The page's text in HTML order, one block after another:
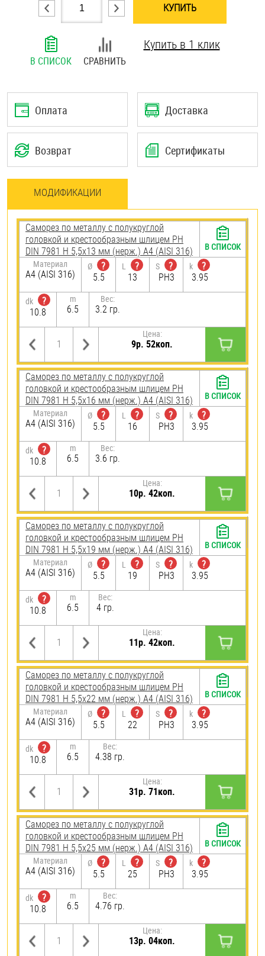
КУПИТЬ
В СПИСОК СРАВНИТЬ
Купить в 1 клик
Оплата Доставка
Возврат Сертификаты
МОДИФИКАЦИИ
Саморез по металлу с полукруглой
головкой и крестообразным шлицем PH
DIN 7981 H 5,5х13 мм (нерж.) A4 (AISI 316)
Материал
A4 (AISI 316)
Ø
?
5.5
L
?
13
S
?
PH3
k
?
3.95
dk
?
10.8
m
6.5
Вес:
3.2 гр.
Цена:
9р. 52коп.
В СПИСОК
Саморез по металлу с полукруглой
головкой и крестообразным шлицем PH
DIN 7981 H 5,5х16 мм (нерж.) A4 (AISI 316)
Материал
A4 (AISI 316)
Ø
?
5.5
L
?
16
S
?
PH3
k
?
3.95
dk
?
10.8
m
6.5
Вес:
3.6 гр.
Цена:
10р. 42коп.
В СПИСОК
Саморез по металлу с полукруглой
головкой и крестообразным шлицем PH
DIN 7981 H 5,5х19 мм (нерж.) A4 (AISI 316)
Материал
A4 (AISI 316)
Ø
?
5.5
L
?
19
S
?
PH3
k
?
3.95
dk
?
10.8
m
6.5
Вес:
4 гр.
Цена:
11р. 42коп.
В СПИСОК
Саморез по металлу с полукруглой
головкой и крестообразным шлицем PH
DIN 7981 H 5,5х22 мм (нерж.) A4 (AISI 316)
Материал
A4 (AISI 316)
Ø
?
5.5
L
?
22
S
?
PH3
k
?
3.95
dk
?
10.8
m
6.5
Вес:
4.38 гр.
Цена:
31р. 71коп.
В СПИСОК
Саморез по металлу с полукруглой
головкой и крестообразным шлицем PH
DIN 7981 H 5,5х25 мм (нерж.) A4 (AISI 316)
Материал
A4 (AISI 316)
Ø
?
5.5
L
?
25
S
?
PH3
k
?
3.95
dk
?
10.8
m
6.5
Вес:
4.76 гр.
Цена:
13р. 04коп.
В СПИСОК